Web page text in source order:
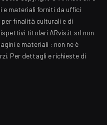
materiali forniti da uffici
finalità culturali e di
titolari ARvis.it srl non
e materiali : non ne è
Per dettagli e richieste di